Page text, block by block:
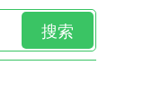
搜索